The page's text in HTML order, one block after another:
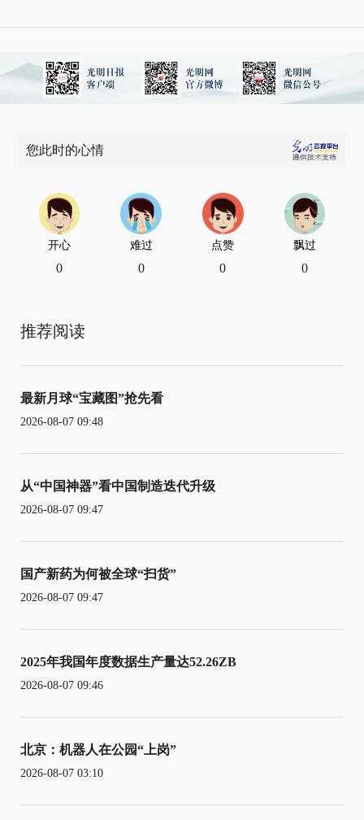
您此时的心情
开心
0
难过
0
点赞
0
飘过
0
推荐阅读
最新月球“宝藏图”抢先看
2026-08-07 09:48
从“中国神器”看中国制造迭代升级
2026-08-07 09:47
国产新药为何被全球“扫货”
2026-08-07 09:47
2025年我国年度数据生产量达52.26ZB
2026-08-07 09:46
北京：机器人在公园“上岗”
2026-08-07 03:10